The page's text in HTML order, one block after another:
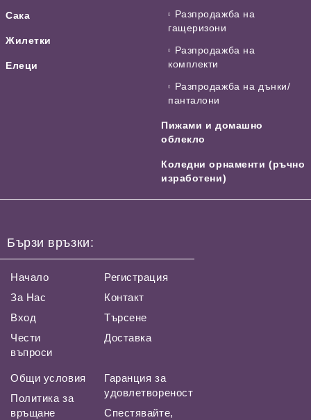
Сака
Жилетки
Елеци
Разпродажба на
гащеризони
Разпродажба на
комплекти
Разпродажба на дънки/
панталони
Пижами и домашно
облекло
Коледни орнаменти (ръчно
изработени)
Бързи връзки:
Начало
За Нас
Вход
Чести
въпроси
Регистрация
Контакт
Търсене
Доставка
Общи условия
Политика за
връщане
Гаранция за
удовлетвореност
Спестявайте,